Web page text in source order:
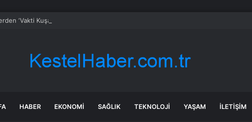
‘Vakti Kuşanmak’ Sergisi
HABER EKONOMI SAĞLIK TEKNOLOJI YAŞAM İLETIŞIM